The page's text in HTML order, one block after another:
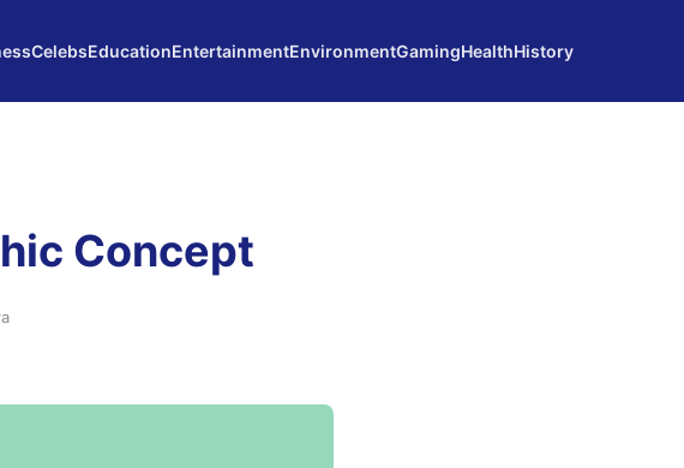
CelebsEducationEntertainmentEnvironmentGamingHealthHistory
Concept